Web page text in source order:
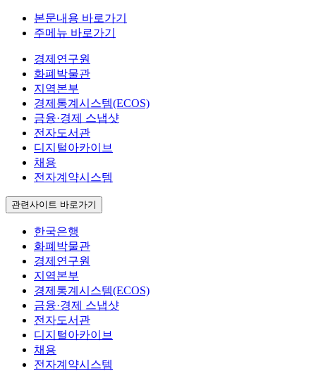
본문내용 바로가기
주메뉴 바로가기
경제연구원
화폐박물관
지역본부
경제통계시스템(ECOS)
금융·경제 스냅샷
전자도서관
디지털아카이브
채용
전자계약시스템
관련사이트 바로가기
한국은행
화폐박물관
경제연구원
지역본부
경제통계시스템(ECOS)
금융·경제 스냅샷
전자도서관
디지털아카이브
채용
전자계약시스템